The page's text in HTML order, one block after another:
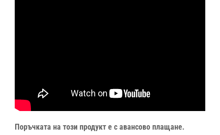
Поръчката на този продукт е с авансово плащане.